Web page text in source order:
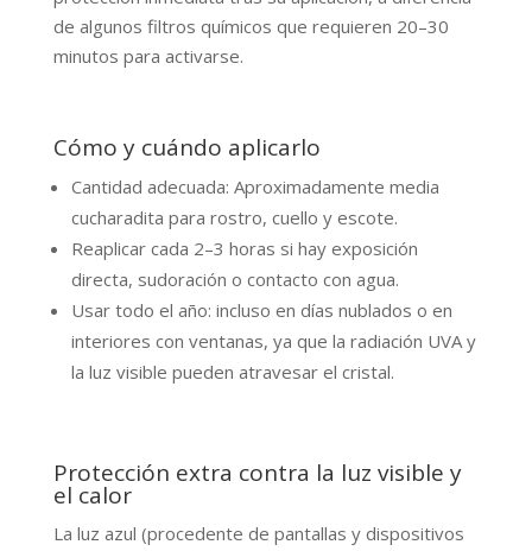
de algunos filtros químicos que requieren 20–30
minutos para activarse.
Cómo y cuándo aplicarlo
Cantidad adecuada: Aproximadamente media
cucharadita para rostro, cuello y escote.
Reaplicar cada 2–3 horas si hay exposición
directa, sudoración o contacto con agua.
Usar todo el año: incluso en días nublados o en
interiores con ventanas, ya que la radiación UVA y
la luz visible pueden atravesar el cristal.
Protección extra contra la luz visible y
el calor
La luz azul (procedente de pantallas y dispositivos